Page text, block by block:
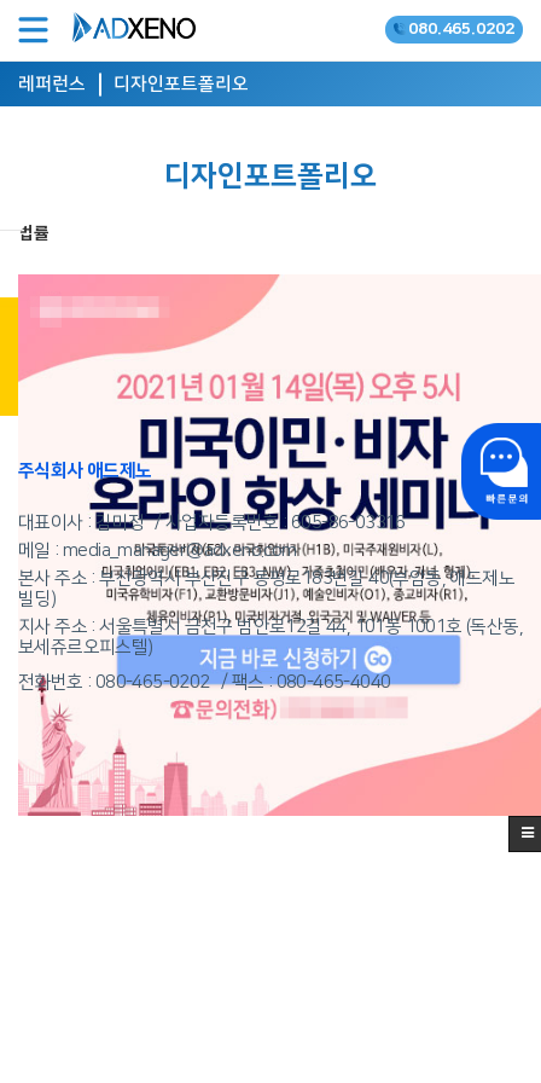
온라인광고 공식대행사 080.465.0202
레퍼런스 디자인포트폴리오
디자인포트폴리오
법률
주식회사 애드제노
대표이사 : 김미정 사업자등록번호 :605-86-03316
메일 : media_manager@adxeno.com
본사 주소 : 부산광역시 부산진구 동평로183번길 40(부암동, 애드제노
빌딩)
지사 주소 : 서울특별시 금천구 범안로12길 44, 101동 1001호 (독산동,
보세쥬르오피스텔)
전화번호 : 080-465-0202
팩스 : 080-465-4040